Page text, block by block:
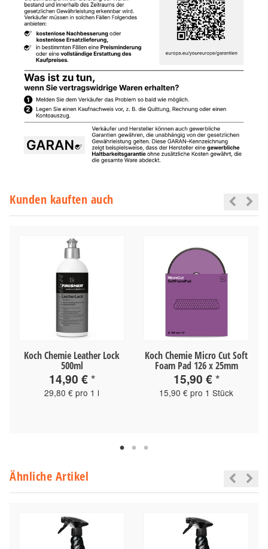
Kunden kauften auch
Koch Chemie Leather Lock
500ml
14,90 €*
29,80 € pro 1 l
Koch Chemie Micro Cut Soft
Foam Pad 126 x 25mm
15,90 €*
15,90 € pro 1 Stück
Ähnliche Artikel